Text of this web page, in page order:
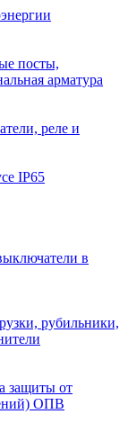
посты,
арматура
реле и
IP65
в
рубильники,
защиты от
ОПВ